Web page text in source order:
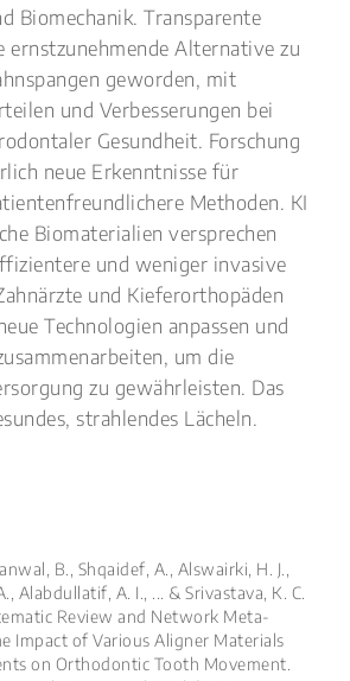
Biomechanik. Transparente
ernstzunehmende Alternative zu
geworden, mit
und Verbesserungen bei
Gesundheit. Forschung
neue Erkenntnisse für
Methoden. KI
Biomaterialien versprechen
und weniger invasive
und Kieferorthopäden
Technologien anpassen und
um die
zu gewährleisten. Das
strahlendes Lächeln.
B., Shqaidef, A., Alswairki, H. J.,
Alabdullatif, A. I., ... & Srivastava, K. C.
Review and Network Meta-
Impact of Various Aligner Materials
on Orthodontic Tooth Movement.